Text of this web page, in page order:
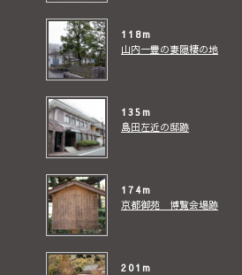
118m
山内一豊の妻隠棲の地
135m
島田左近の邸跡
174m
京都御苑 博覧会場跡
201m